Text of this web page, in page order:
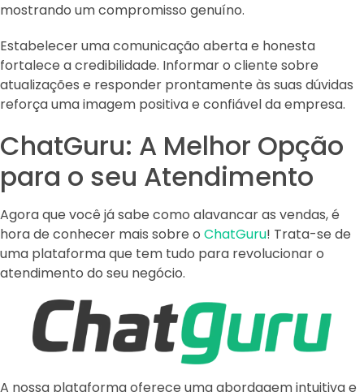
mostrando um compromisso genuíno.
Estabelecer uma comunicação aberta e honesta
fortalece a credibilidade. Informar o cliente sobre
atualizações e responder prontamente às suas dúvidas
reforça uma imagem positiva e confiável da empresa.
ChatGuru: A Melhor Opção
para o seu Atendimento
Agora que você já sabe como alavancar as vendas, é
hora de conhecer mais sobre o ChatGuru! Trata-se de
uma plataforma que tem tudo para revolucionar o
atendimento do seu negócio.
A nossa plataforma oferece uma abordagem intuitiva e